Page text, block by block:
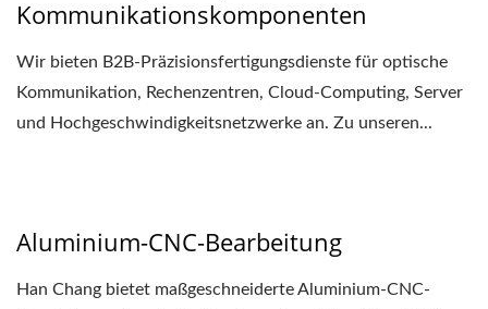
Kommunikationskomponenten
Wir bieten B2B-Präzisionsfertigungsdienste für optische
Kommunikation, Rechenzentren, Cloud-Computing, Server
und Hochgeschwindigkeitsnetzwerke an. Zu unseren...
Aluminium-CNC-Bearbeitung
Han Chang bietet maßgeschneiderte Aluminium-CNC-